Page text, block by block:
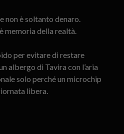
non è soltanto denaro.
memoria della realtà.
per evitare di restare
albergo di Tavira con l’aria
solo perché un microchip
libera.